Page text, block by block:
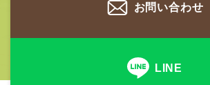
お問い合わせ
LINE